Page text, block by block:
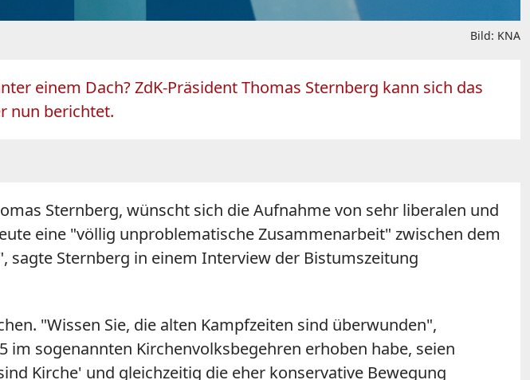
Bild: KNA
einem Dach? ZdK-Präsident Thomas Sternberg kann sich das
nun berichtet.
Sternberg, wünscht sich die Aufnahme von sehr liberalen und
eine "völlig unproblematische Zusammenarbeit" zwischen dem
sagte Sternberg in einem Interview der Bistumszeitung
"Wissen Sie, die alten Kampfzeiten sind überwunden",
sogenannten Kirchenvolksbegehren erhoben habe, seien
Kirche' und gleichzeitig die eher konservative Bewegung